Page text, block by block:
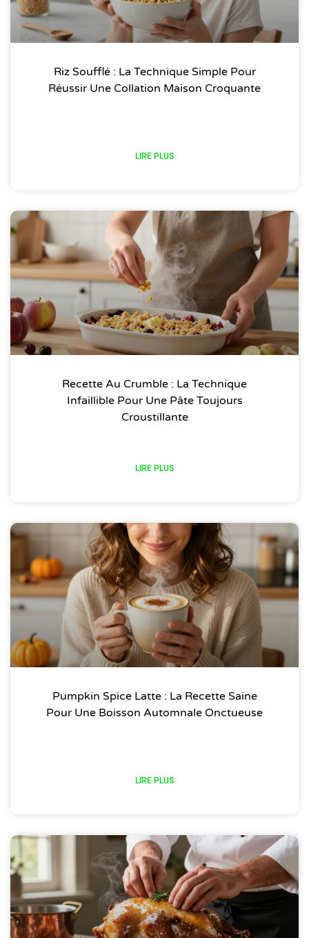
Riz Soufflé : La Technique Simple Pour
Réussir Une Collation Maison Croquante
LIRE PLUS
Recette Au Crumble : La Technique
Infaillible Pour Une Pâte Toujours
Croustillante
LIRE PLUS
Pumpkin Spice Latte : La Recette Saine
Pour Une Boisson Automnale Onctueuse
LIRE PLUS